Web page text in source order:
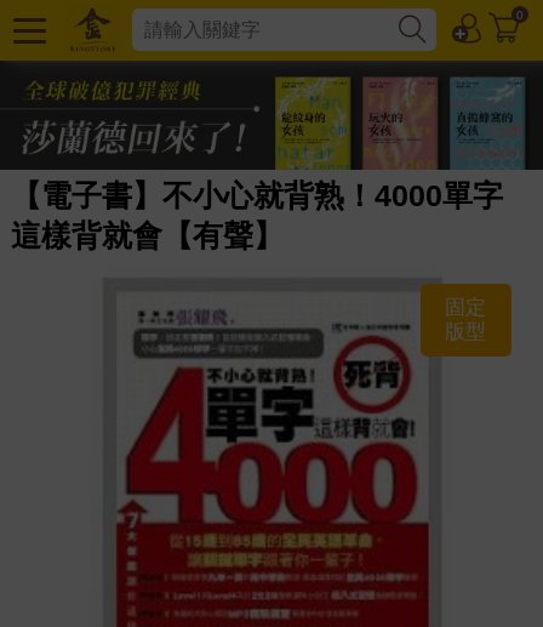
0
【電子書】不小心就背熟！4000單字
這樣背就會【有聲】
固定
版型